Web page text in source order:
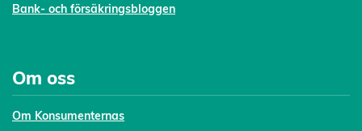
Bank- och försäkringsbloggen
Om oss
Om Konsumenternas